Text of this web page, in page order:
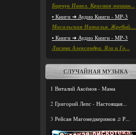
Барчук Павел. Красная машин...
• Книги ➔ Аудио Книги - MP-3
Масальская Наталья. Жребий....
• Книги ➔ Аудио Книги - MP-3
Лисина Александра. Яга и Го...
СЛУЧАЙНАЯ МУЗЫКА
1 Виталий Аксёнов - Мама
2 Григорий Лепс - Настоящая...
3 Рейсан Магомедкеримов ♫ Р...